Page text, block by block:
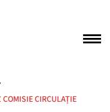
COMISIE CIRCULAȚIE